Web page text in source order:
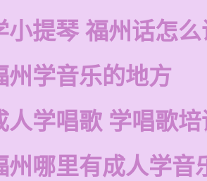
小提琴 福州话怎
州学音乐的地方
人学唱歌 学唱歌培
州哪里有成人学音